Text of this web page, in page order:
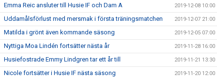
Emma Reic ansluter till Husie IF och Dam A 2019-12-08 10:00
Uddamålsförlust med mersmak i första träningsmatchen 2019-12-07 21:00
Matilda i grönt även kommande säsong 2019-12-05 07:00
Nyttiga Moa Lindén fortsätter nästa år 2019-11-28 16:00
Husiefostrade Emmy Lindgren tar ett år till 2019-11-21 13:30
Nicole fortsätter i Husie IF nästa säsong 2019-11-20 12:00